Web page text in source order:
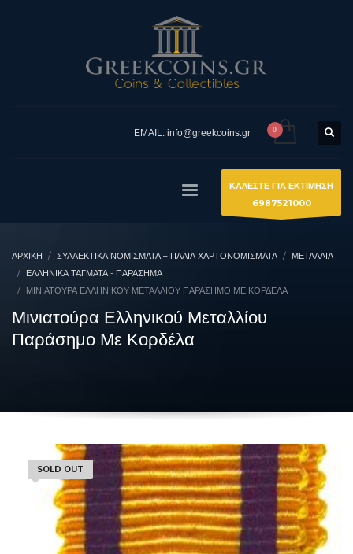
EMAIL: info@greekcoins.gr
ΚΑΛΕΣΤΕ ΓΙΑ ΕΚΤΙΜΗΣΗ
6987521000
ΑΡΧΙΚΉ ΣΥΛΛΕΚΤΙΚΆ ΝΟΜΊΣΜΑΤΑ – ΠΑΛΙΆ ΧΑΡΤΟΝΟΜΊΣΜΑΤΑ
ΜΕΤΑΛΛΙΑ
ΕΛΛΗΝΙΚΆ ΤΆΓΜΑΤΑ - ΠΑΡΆΣΗΜΑ
ΜΙΝΙΑΤΟΎΡΑ ΕΛΛΗΝΙΚΟΎ ΜΕΤΑΛΛΊΟΥ ΠΑΡΆΣΗΜΟ ΜΕ ΚΟΡΔΈΛΑ
Μινιατούρα Ελληνικού Μεταλλίου
Παράσημο Με Κορδέλα
SOLD OUT